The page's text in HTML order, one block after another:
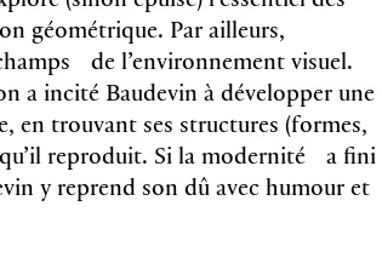
géométrique. Par ailleurs,
de l’environnement visuel.
a incité Baudevin à développer une
en trouvant ses structures (formes,
reproduit. Si la modernité a fini
y reprend son dû avec humour et